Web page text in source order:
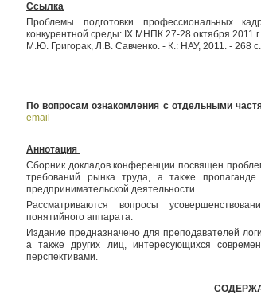
Ссылка
Проблемы подготовки профессиональных
конкурентной среды: IX МНПК 27-28 октября 2011 г
М.Ю. Григорак, Л.В. Савченко. - К.: НАУ, 2011. - 268 с.
По вопросам ознакомления с отдельными
email
Аннотация
Сборник докладов конференции посвящен
требований рынка труда, а также пропаганде
предпринимательской деятельности.
Рассматриваются вопросы
понятийного аппарата.
Издание предназначено для преподавателей
а также других лиц, интересующихся
перспективами.